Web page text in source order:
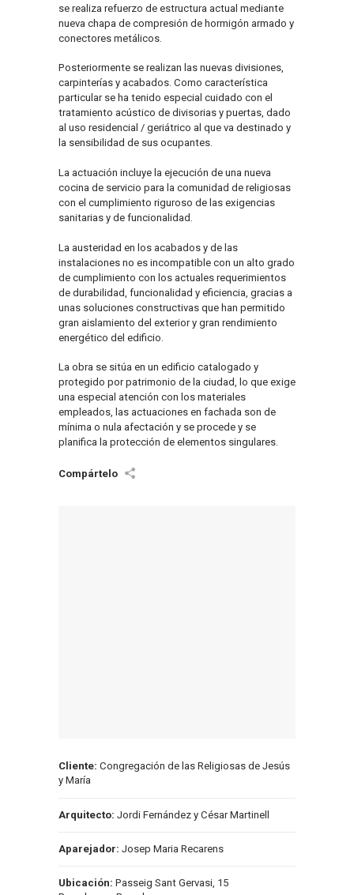
se realiza refuerzo de estructura actual mediante
nueva chapa de compresión de hormigón armado y
conectores metálicos.
Posteriormente se realizan las nuevas divisiones,
carpinterías y acabados. Como característica
particular se ha tenido especial cuidado con el
tratamiento acústico de divisorias y puertas, dado
al uso residencial / geriátrico al que va destinado y
la sensibilidad de sus ocupantes.
La actuación incluye la ejecución de una nueva
cocina de servicio para la comunidad de religiosas
con el cumplimiento riguroso de las exigencias
sanitarias y de funcionalidad.
La austeridad en los acabados y de las
instalaciones no es incompatible con un alto grado
de cumplimiento con los actuales requerimientos
de durabilidad, funcionalidad y eficiencia, gracias a
unas soluciones constructivas que han permitido
gran aislamiento del exterior y gran rendimiento
energético del edificio.
La obra se sitúa en un edificio catalogado y
protegido por patrimonio de la ciudad, lo que exige
una especial atención con los materiales
empleados, las actuaciones en fachada son de
mínima o nula afectación y se procede y se
planifica la protección de elementos singulares.
Cliente: Congregación de las Religiosas de Jesús
y María
Arquitecto: Jordi Fernández y César Martinell
Aparejador: Josep Maria Recarens
Ubicación: Passeig Sant Gervasi, 15